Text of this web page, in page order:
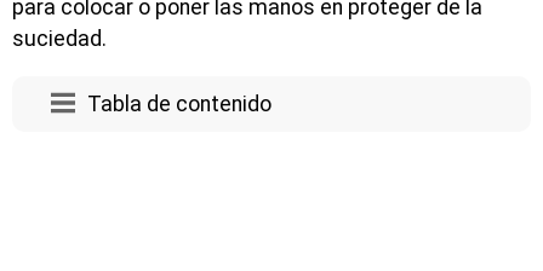
para colocar o poner las manos en proteger de la
suciedad.
Tabla de contenido